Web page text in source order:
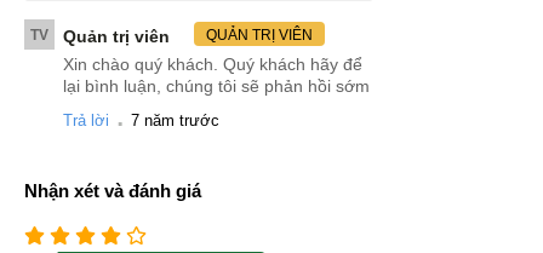
TV Quản trị viên QUẢN TRỊ VIÊN
Xin chào quý khách. Quý khách hãy để
lại bình luận, chúng tôi sẽ phản hồi sớm
Trả lời . 7 năm trước
Nhận xét và đánh giá